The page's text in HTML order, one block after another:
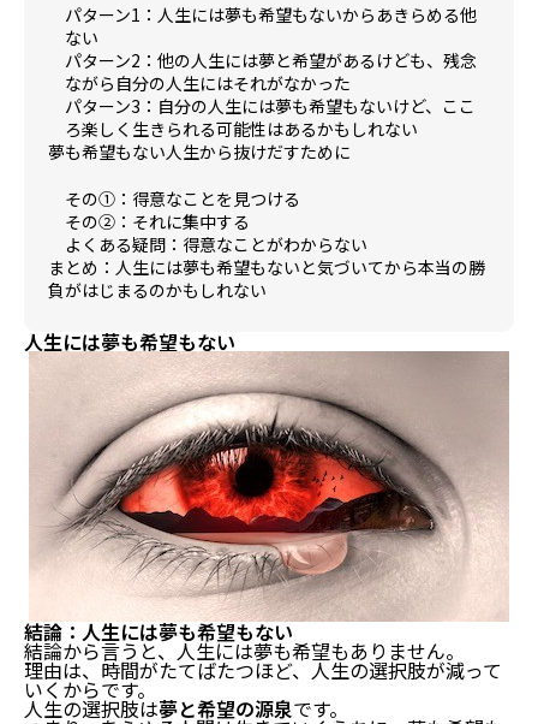
パターン1：人生には夢も希望もないからあきらめる他
ない
パターン2：他の人生には夢と希望があるけども、残念
ながら自分の人生にはそれがなかった
パターン3：自分の人生には夢も希望もないけど、ここ
ろ楽しく生きられる可能性はあるかもしれない
夢も希望もない人生から抜けだすために
その①：得意なことを見つける
その②：それに集中する
よくある疑問：得意なことがわからない
まとめ：人生には夢も希望もないと気づいてから本当の勝
負がはじまるのかもしれない
人生には夢も希望もない
結論：人生には夢も希望もない
結論から言うと、人生には夢も希望もありません。
理由は、時間がたてばたつほど、人生の選択肢が減って
いくからです。
人生の選択肢は夢と希望の源泉です。